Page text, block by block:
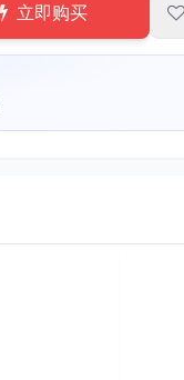
立即购买